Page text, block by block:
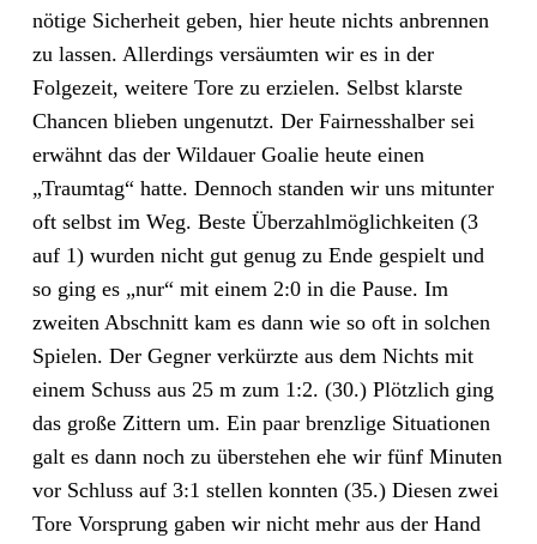
nötige Sicherheit geben, hier heute nichts anbrennen
zu lassen. Allerdings versäumten wir es in der
Folgezeit, weitere Tore zu erzielen. Selbst klarste
Chancen blieben ungenutzt. Der Fairnesshalber sei
erwähnt das der Wildauer Goalie heute einen
„Traumtag“ hatte. Dennoch standen wir uns mitunter
oft selbst im Weg. Beste Überzahlmöglichkeiten (3
auf 1) wurden nicht gut genug zu Ende gespielt und
so ging es „nur“ mit einem 2:0 in die Pause. Im
zweiten Abschnitt kam es dann wie so oft in solchen
Spielen. Der Gegner verkürzte aus dem Nichts mit
einem Schuss aus 25 m zum 1:2. (30.) Plötzlich ging
das große Zittern um. Ein paar brenzlige Situationen
galt es dann noch zu überstehen ehe wir fünf Minuten
vor Schluss auf 3:1 stellen konnten (35.) Diesen zwei
Tore Vorsprung gaben wir nicht mehr aus der Hand